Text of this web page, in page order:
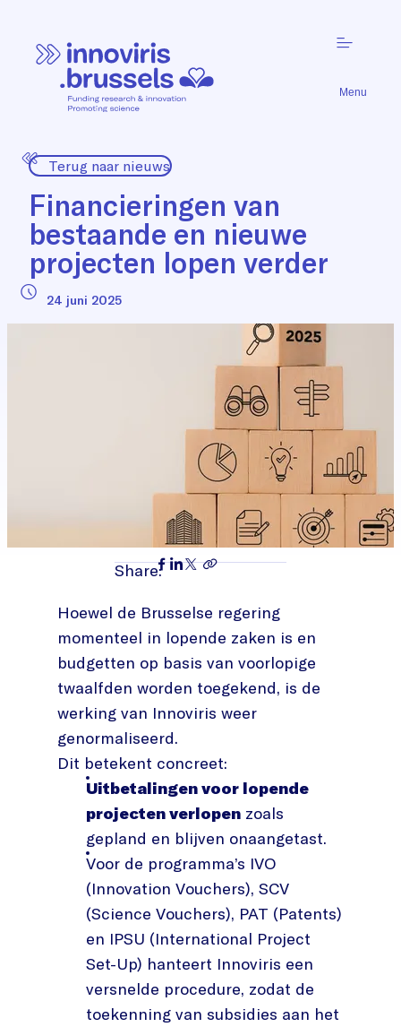
Menu
Terug naar nieuws
Financieringen van
bestaande en nieuwe
projecten lopen verder
24 juni 2025
Share:
Hoewel de Brusselse regering
momenteel in lopende zaken is en
budgetten op basis van voorlopige
twaalfden worden toegekend, is de
werking van Innoviris weer
genormaliseerd.
Dit betekent concreet:
Uitbetalingen voor lopende
projecten verlopen zoals
gepland en blijven onaangetast.
Voor de programma’s IVO
(Innovation Vouchers), SCV
(Science Vouchers), PAT (Patents)
en IPSU (International Project
Set-Up) hanteert Innoviris een
versnelde procedure, zodat de
toekenning van subsidies aan het